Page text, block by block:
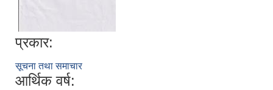
प्रकार:
सूचना तथा समाचार
आर्थिक वर्ष: